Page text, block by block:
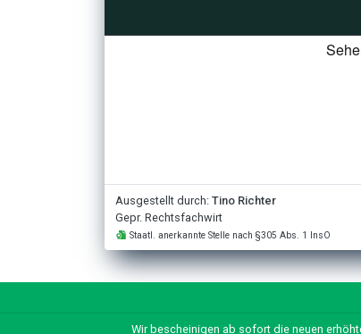
Ausgestellt durch: Tino Richter
Gepr. Rechtsfachwirt
Staatl. anerkannte Stelle nach §305 Abs. 1 InsO
Wir bescheinigen ab sofort die neuen